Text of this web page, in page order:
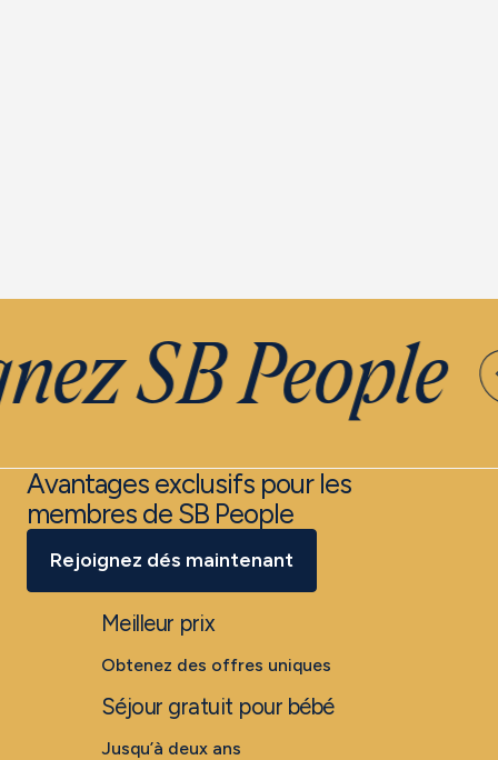
SB People
Avantages exclusifs pour les
membres de SB People
Rejoignez dés maintenant
Meilleur prix
Obtenez des offres uniques
Séjour gratuit pour bébé
Jusqu’à deux ans